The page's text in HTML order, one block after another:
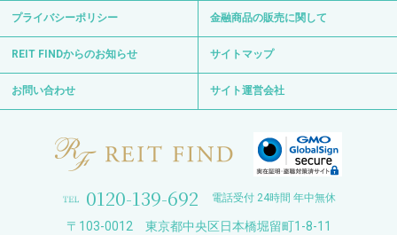
プライバシーポリシー 金融商品の販売に関して
REIT FINDからのお知らせ サイトマップ
お問い合わせ サイト運営会社
0120-139-692 電話受付 24時間 年中無休
〒103-0012 東京都中央区日本橋堀留町1-8-11